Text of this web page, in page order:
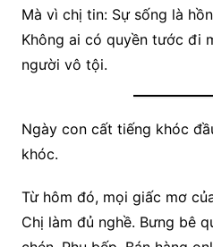
Mà vì chị tin: Sự sống là
Không ai có quyền tước đi
người vô tội.
Ngày con cất tiếng khóc
khóc.
Từ hôm đó, mọi giấc mơ
Chị làm đủ nghề. Bưng bê